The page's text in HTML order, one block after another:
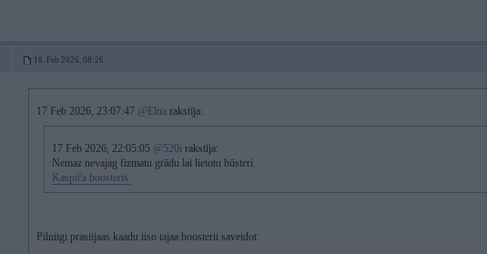
18. Feb 2026, 08:26
17 Feb 2026, 23:07:47 @Elna rakstīja:
17 Feb 2026, 22:05:05 @520i rakstīja:
Nemaz nevajag fizmatu grādu lai lietotu būsteri.
Kaspiča boosteris.
Pilniigi prasiijaas kaadu iiso tajaa boosterii saveidot.